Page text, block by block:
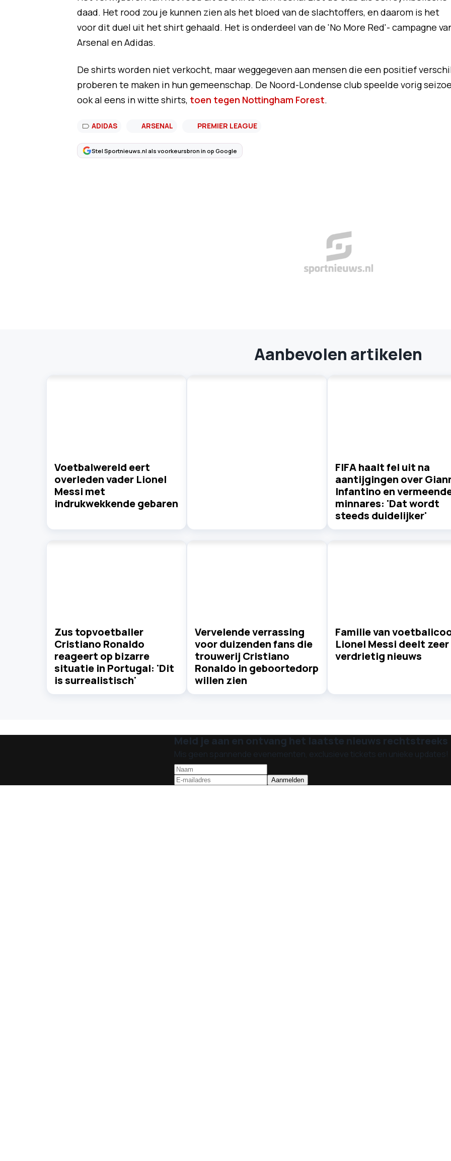
daad. Het rood zou je kunnen zien als het bloed van de slachtoffers, en daarom is het
voor dit duel uit het shirt gehaald. Het is onderdeel van de 'No More Red'- campagne
Arsenal en Adidas.
De shirts worden niet verkocht, maar weggegeven aan mensen die een positief
proberen te maken in hun gemeenschap. De Noord-Londense club speelde vorig
ook al eens in witte shirts, toen tegen Nottingham Forest.
ADIDAS ARSENAL PREMIER LEAGUE
Stel Sportnieuws.nl als voorkeursbron in op Google
Aanbevolen artikelen
Voetbalwereld eert
overleden vader Lionel
Messi met
indrukwekkende gebaren
FIFA haalt fel uit na
aantijgingen over
Infantino en
minnares: 'Dat wordt
steeds duidelijker'
Zus topvoetballer
Cristiano Ronaldo
reageert op bizarre
situatie in Portugal: 'Dit
is surrealistisch'
Vervelende verrassing
voor duizenden fans die
trouwerij Cristiano
Ronaldo in geboortedorp
willen zien
Familie van
Lionel Messi deelt zeer
verdrietig nieuws
Meld je aan en ontvang het laatste nieuws rechtstreeks
Mis geen spannende evenementen, exclusieve tickets en unieke updates!